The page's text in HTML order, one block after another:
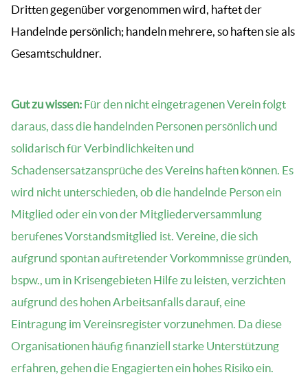
Dritten gegenüber vorgenommen wird, haftet der
Handelnde persönlich; handeln mehrere, so haften sie als
Gesamtschuldner.
Gut zu wissen: Für den nicht eingetragenen Verein folgt
daraus, dass die handelnden Personen persönlich und
solidarisch für Verbindlichkeiten und
Schadensersatzansprüche des Vereins haften können. Es
wird nicht unterschieden, ob die handelnde Person ein
Mitglied oder ein von der Mitgliederversammlung
berufenes Vorstandsmitglied ist. Vereine, die sich
aufgrund spontan auftretender Vorkommnisse gründen,
bspw., um in Krisengebieten Hilfe zu leisten, verzichten
aufgrund des hohen Arbeitsanfalls darauf, eine
Eintragung im Vereinsregister vorzunehmen. Da diese
Organisationen häufig finanziell starke Unterstützung
erfahren, gehen die Engagierten ein hohes Risiko ein.